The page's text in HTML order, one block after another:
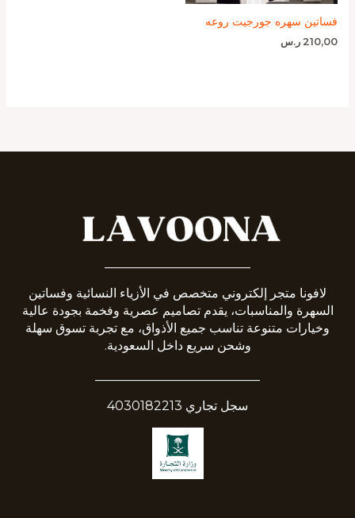
فساتين سهره جورجيت روعه
210,00 ر.س
لافونا متجر إلكتروني متخصص في الأزياء النسائية وفساتين
السهرة والمناسبات، يقدم تصاميم عصرية وفخمة بجودة عالية
وخيارات متنوعة تناسب جميع الأذواق، مع تجربة تسوق سهلة
وشحن سريع داخل السعودية.
سجل تجاري 4030182213